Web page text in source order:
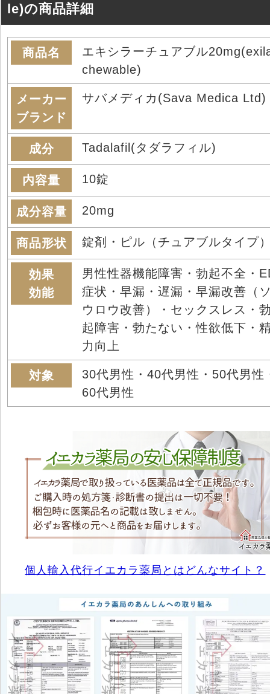
le)の商品詳細
商品名
エキシラーチュアブル
chewable)
メーカー
ブランド
サバメディカ(Sava Medica Ltd)
成分 Tadalafil(タダラフィル)
内容量 10錠
成分容量 20mg
商品形状 錠剤・ピル（チュアブルタイプ
効果
効能
男性性器機能障害・勃起不全・
症状・早漏・遅漏・早漏改善（
ウロウ改善）・セックスレス・
起障害・勃たない・性欲低下・
力向上
対象
30代男性・40代男性・50代男性
60代男性
個人輸入代行イエカラ薬局とはどんなサイト？